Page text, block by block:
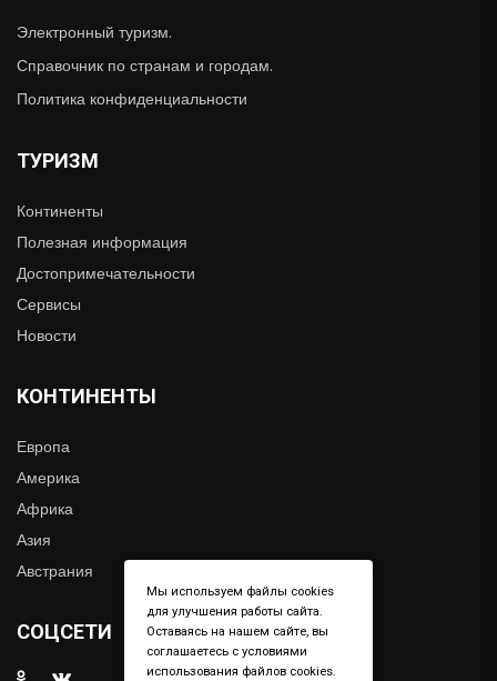
Электронный туризм.
Справочник по странам и городам.
Политика конфиденциальности
ТУРИЗМ
Континенты
Полезная информация
Достопримечательности
Сервисы
Новости
КОНТИНЕНТЫ
Европа
Америка
Африка
Азия
Австрания
СОЦСЕТИ
Мы используем файлы cookies
для улучшения работы сайта.
Оставаясь на нашем сайте, вы
соглашаетесь с условиями
использования файлов cookies.